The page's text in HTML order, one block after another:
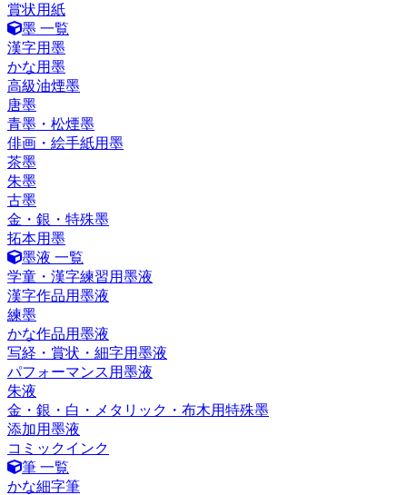
賞状用紙
墨 一覧
漢字用墨
かな用墨
高級油煙墨
唐墨
青墨・松煙墨
俳画・絵手紙用墨
茶墨
朱墨
古墨
金・銀・特殊墨
拓本用墨
墨液 一覧
学童・漢字練習用墨液
漢字作品用墨液
練墨
かな作品用墨液
写経・賞状・細字用墨液
パフォーマンス用墨液
朱液
金・銀・白・メタリック・布木用特殊墨
添加用墨液
コミックインク
筆 一覧
かな細字筆